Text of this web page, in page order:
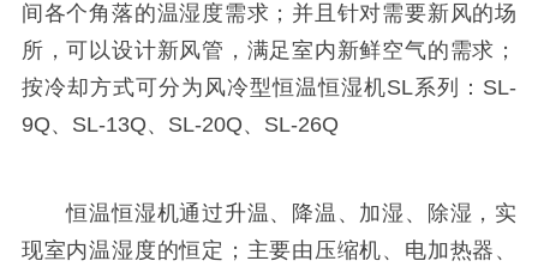
间各个角落的温湿度需求；并且针对需要新风的场
所，可以设计新风管，满足室内新鲜空气的需求；
按冷却方式可分为风冷型恒温恒湿机SL系列：SL-
9Q、SL-13Q、SL-20Q、SL-26Q
恒温恒湿机通过升温、降温、加湿、除湿，实
现室内温湿度的恒定；主要由压缩机、电加热器、